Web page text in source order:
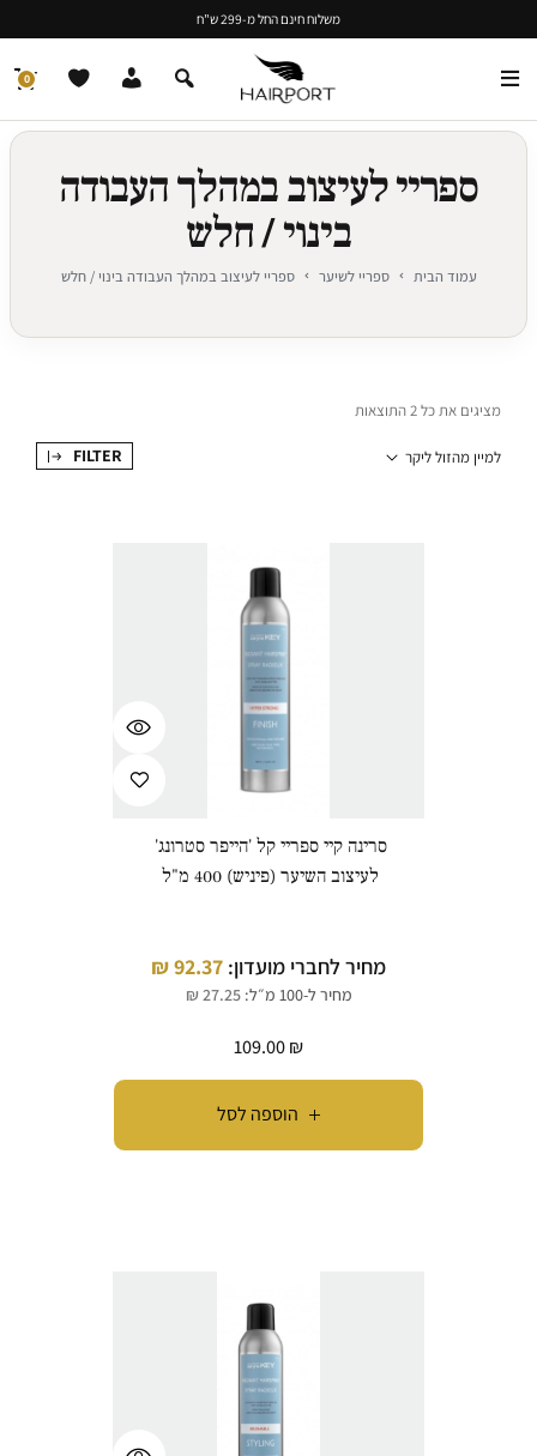
משלוח חינם החל מ-299 ש"ח
0
ספריי לעיצוב במהלך העבודה
בינוי / חלש
עמוד הבית ספריי לשיער ספריי לעיצוב במהלך העבודה בינוי / חלש
מציגים את כל ⁦2⁩ התוצאות
למיין מהזול ליקר FILTER
הוספה לסל
סרינה קיי ספריי קל 'הייפר סטרונג'
לעיצוב השיער (פיניש) 400 מ"ל
מחיר לחברי מועדון: 92.37
₪
מחיר ל-100 מ״ל: 27.25
₪
109.00₪